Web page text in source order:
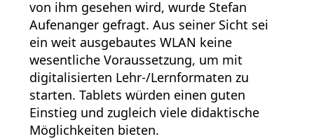
von ihm gesehen wird, wurde Stefan
Aufenanger gefragt. Aus seiner Sicht sei
ein weit ausgebautes WLAN keine
wesentliche Voraussetzung, um mit
digitalisierten Lehr-/Lernformaten zu
starten. Tablets würden einen guten
Einstieg und zugleich viele didaktische
Möglichkeiten bieten.